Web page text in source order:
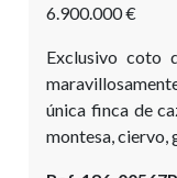
6.900.000 €
Exclusivo coto
única finca de
montesa, ciervo,